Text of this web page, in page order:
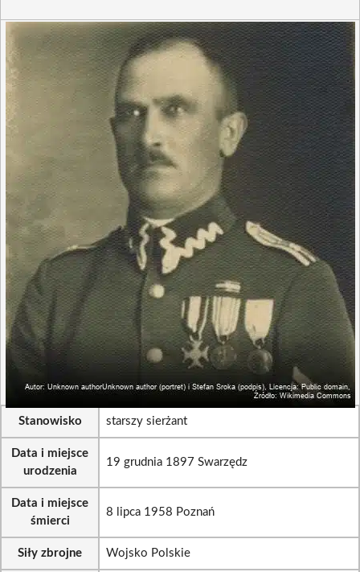
Stanowisko starszy sierżant
Data i miejsce
urodzenia
19 grudnia 1897 Swarzędz
Data i miejsce
śmierci
8 lipca 1958 Poznań
Siły zbrojne Wojsko Polskie